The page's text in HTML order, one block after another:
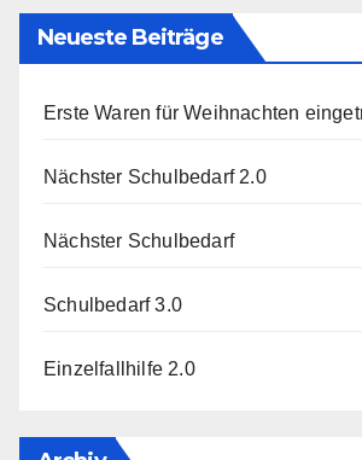
Neueste Beiträge
Erste Waren für Weihnachten
Nächster Schulbedarf 2.0
Nächster Schulbedarf
Schulbedarf 3.0
Einzelfallhilfe 2.0